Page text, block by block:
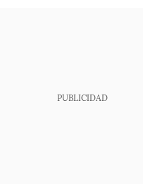
PUBLICIDAD